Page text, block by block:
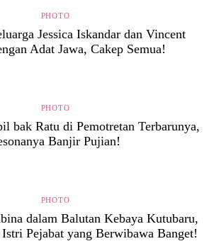
PHOTO
Jessica Iskandar dan Vincent
Adat Jawa, Cakep Semua!
PHOTO
bak Ratu di Pemotretan Terbarunya,
Banjir Pujian!
PHOTO
dalam Balutan Kebaya Kutubaru,
Pejabat yang Berwibawa Banget!